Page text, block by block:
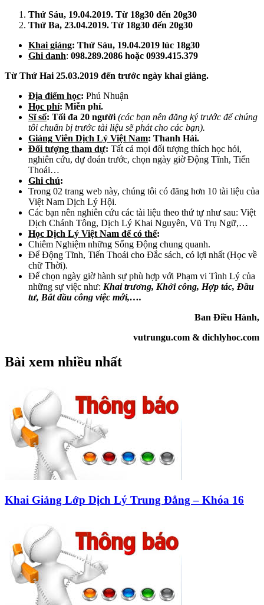
Thứ Sáu, 19.04.2019. Từ 18g30 đến 20g30
Thứ Ba, 23.04.2019. Từ 18g30 đến 20g30
Khai giảng: Thứ Sáu, 19.04.2019 lúc 18g30
Ghi danh: 098.289.2086 hoặc 0939.415.379
Từ Thứ Hai 25.03.2019 đến trước ngày khai giảng.
Địa điểm học: Phú Nhuận
Học phí: Miễn phí.
Sĩ số: Tối đa 20 người (các bạn nên đăng ký trước để chúng
tôi chuẩn bị trước tài liệu sẽ phát cho các bạn).
Giảng Viên Dịch Lý Việt Nam: Thanh Hải.
Đối tượng tham dự: Tất cả mọi đối tượng thích học hỏi,
nghiên cứu, dự đoán trước, chọn ngày giờ Động Tĩnh, Tiến
Thoái…
Ghi chú:
Trong 02 trang web này, chúng tôi có đăng hơn 10 tài liệu của
Việt Nam Dịch Lý Hội.
Các bạn nên nghiên cứu các tài liệu theo thứ tự như sau: Việt
Dịch Chánh Tông, Dịch Lý Khai Nguyên, Vũ Trụ Ngữ,…
Học Dịch Lý Việt Nam để có thể:
Chiêm Nghiệm những Sống Động chung quanh.
Để Động Tĩnh, Tiến Thoái cho Đắc sách, có lợi nhất (Học về
chữ Thời).
Để chọn ngày giờ hành sự phù hợp với Phạm vi Tình Lý của
những sự việc như: Khai trương, Khởi công, Hợp tác, Đầu
tư, Bắt đầu công việc mới,….
Ban Điều Hành,
vutrungu.com & dichlyhoc.com
Bài xem nhiều nhất
Khai Giảng Lớp Dịch Lý Trung Đẳng – Khóa 16